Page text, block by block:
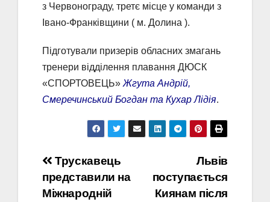
з Червонограду, третє місце у команди з
Івано-Франківщини ( м. Долина ).
Підготували призерів обласних змагань
тренери відділення плавання ДЮСК
«СПОРТОВЕЦЬ» Жгута Андрій,
Смеречинський Богдан та Кухар Лідія.
Навігація
записів
Львів
поступається
Киянам після
Трускавець
представили на
Міжнародній